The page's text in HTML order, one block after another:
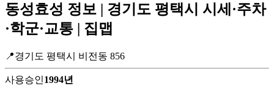
동성효성 정보 | 경기도 평택시 시세·주차
·학군·교통 | 집맵
📍경기도 평택시 비전동 856
사용승인1994년